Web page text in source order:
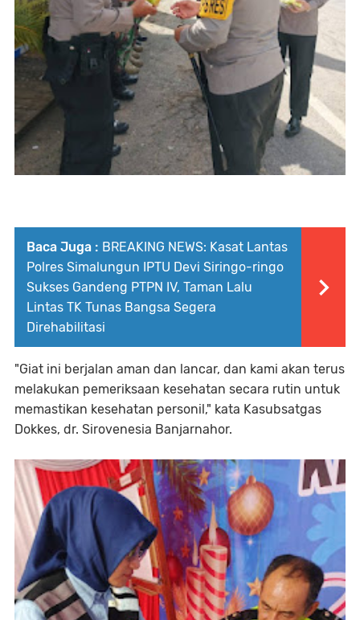
Baca Juga : BREAKING NEWS: Kasat Lantas
Polres Simalungun IPTU Devi Siringo-ringo
Sukses Gandeng PTPN IV, Taman Lalu
Lintas TK Tunas Bangsa Segera
Direhabilitasi
"Giat ini berjalan aman dan lancar, dan kami akan terus
melakukan pemeriksaan kesehatan secara rutin untuk
memastikan kesehatan personil," kata Kasubsatgas
Dokkes, dr. Sirovenesia Banjarnahor.